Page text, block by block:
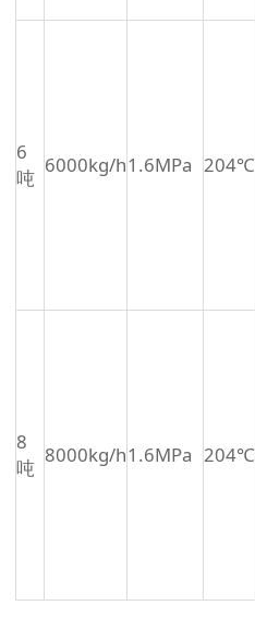
6
吨
6000kg/h1.6MPa 204℃
8
吨
8000kg/h1.6MPa 204℃